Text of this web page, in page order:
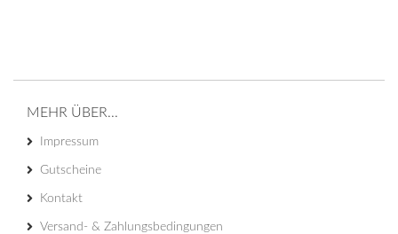
MEHR ÜBER...
Impressum
Gutscheine
Kontakt
Versand- & Zahlungsbedingungen